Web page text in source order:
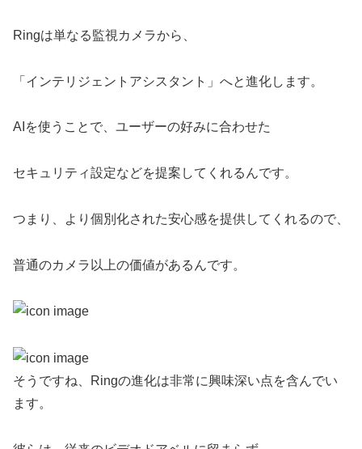
Ringは単なる監視カメラから、
「インテリジェントアシスタント」へと進化します。
AIを使うことで、ユーザーの好みに合わせた
セキュリティ設定などを提案してくれるんです。
つまり、より個別化された安心感を提供してくれるので、
普通のカメラ以上の価値があるんです。
そうですね、Ringの進化は非常に興味深い点を含んでい
ます。